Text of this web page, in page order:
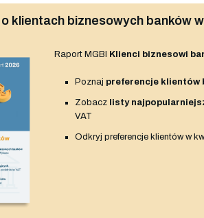
klientach biznesowych banków
Raport MGBI Klienci biznesowi
Poznaj preferencje klientów
Zobacz listy
VAT
Odkryj preferencje klientów w